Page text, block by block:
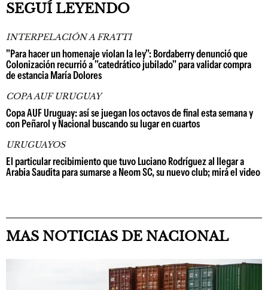
SEGUÍ LEYENDO
INTERPELACIÓN A FRATTI
"Para hacer un homenaje violan la ley": Bordaberry denunció que
Colonización recurrió a "catedrático jubilado" para validar compra
de estancia María Dolores
COPA AUF URUGUAY
Copa AUF Uruguay: así se juegan los octavos de final esta semana y
con Peñarol y Nacional buscando su lugar en cuartos
URUGUAYOS
El particular recibimiento que tuvo Luciano Rodríguez al llegar a
Arabia Saudita para sumarse a Neom SC, su nuevo club; mirá el video
MAS NOTICIAS DE NACIONAL